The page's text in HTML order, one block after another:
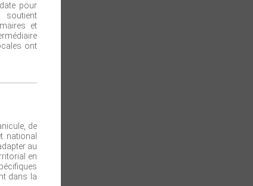
pour
soutient
et
ont
de
national
au
en
dans la